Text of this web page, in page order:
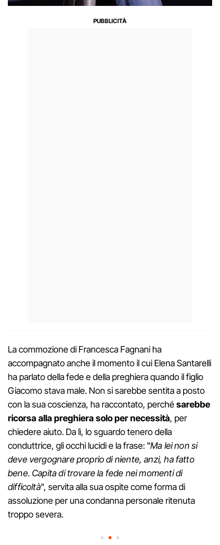
La commozione di Francesca Fagnani ha
accompagnato anche il momento il cui Elena Santarelli
ha parlato della fede e della preghiera quando il figlio
Giacomo stava male. Non si sarebbe sentita a posto
con la sua coscienza, ha raccontato, perchésarebbe
ricorsa alla preghiera solo per necessità, per
chiedere aiuto. Da lì, lo sguardo tenero della
conduttrice, gli occhi lucidi e la frase: "Ma lei non si
deve vergognare proprio di niente, anzi, ha fatto
bene. Capita di trovare la fede nei momenti di
difficoltà", servita alla sua ospite come forma di
assoluzione per una condanna personale ritenuta
troppo severa.